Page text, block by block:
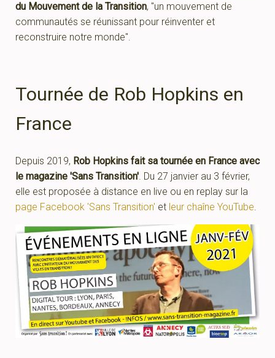
du Mouvement de la Transition, "un mouvement de
communautés se réunissant pour réinventer et
reconstruire notre monde".
Tournée de Rob Hopkins en
France
Depuis 2019, Rob Hopkins fait sa tournée en France avec
le magazine 'Sans Transition'. Du 27 janvier au 3 février,
elle est proposée à distance en live ou en replay sur la
page Facebook 'Sans Transition' et leur chaîne YouTube.